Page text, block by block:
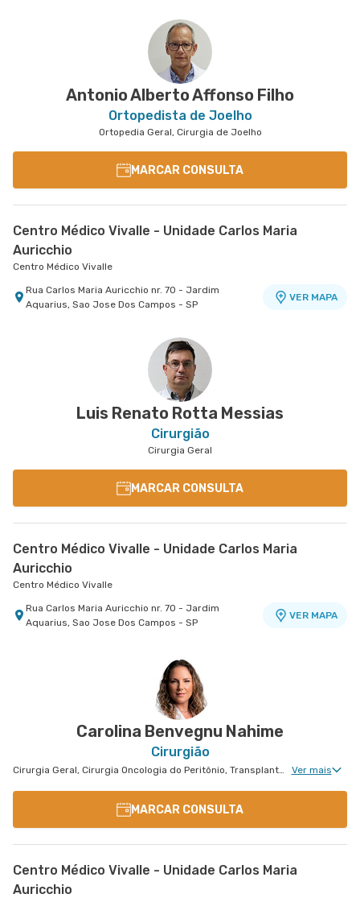
Antonio Alberto Affonso Filho
Ortopedista de Joelho
Ortopedia Geral, Cirurgia de Joelho
MARCAR CONSULTA
Centro Médico Vivalle - Unidade Carlos Maria
Auricchio
Centro Médico Vivalle
Rua Carlos Maria Auricchio nr. 70 - Jardim
Aquarius, Sao Jose Dos Campos - SP
VER MAPA
Luis Renato Rotta Messias
Cirurgião
Cirurgia Geral
MARCAR CONSULTA
Centro Médico Vivalle - Unidade Carlos Maria
Auricchio
Centro Médico Vivalle
Rua Carlos Maria Auricchio nr. 70 - Jardim
Aquarius, Sao Jose Dos Campos - SP
VER MAPA
Carolina Benvegnu Nahime
Cirurgião
Cirurgia Geral, Cirurgia Oncologia do Peritônio, Transplante Hepático, Cirurgia de Fígado, Cirurgia Oncológica, Cirurgia Oncológica do Aparelho Digestivo Ver mais
MARCAR CONSULTA
Centro Médico Vivalle - Unidade Carlos Maria
Auricchio